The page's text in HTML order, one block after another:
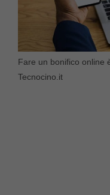
Fare un bonifico online
Tecnocino.it